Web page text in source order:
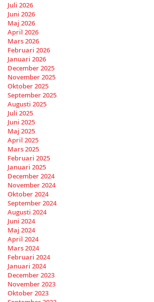
Juli 2026
Juni 2026
Maj 2026
April 2026
Mars 2026
Februari 2026
Januari 2026
December 2025
November 2025
Oktober 2025
September 2025
Augusti 2025
Juli 2025
Juni 2025
Maj 2025
April 2025
Mars 2025
Februari 2025
Januari 2025
December 2024
November 2024
Oktober 2024
September 2024
Augusti 2024
Juni 2024
Maj 2024
April 2024
Mars 2024
Februari 2024
Januari 2024
December 2023
November 2023
Oktober 2023